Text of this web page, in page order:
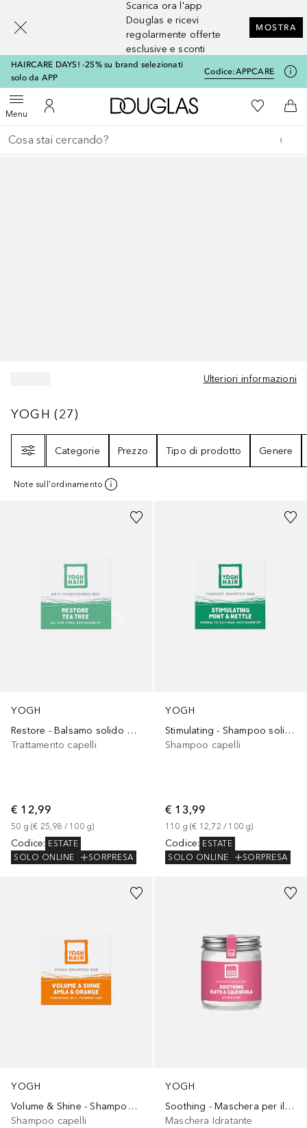
Scarica ora l'app
Douglas e ricevi
regolarmente offerte
esclusive e sconti
MOSTRA
HAIRCARE DAYS! -25% su brand selezionati
solo da APP
Codice:APPCARE
MenuApri menuAl Mio Account
A Douglas HomeAlla Mia
Al
Torna indietro
Esegui ricerca
Ulteriori informazioni
YOGH27
YOGH (27)
Categorie
Prezzo Tipo di prodotto Genere
Note sull'ordinamento
YOGH
Restore - Balsamo solido all'albero del Tè
Trattamento capelli
€ 12,99
50 g (€ 25,98 / 100 g)
Codice: ESTATE
SOLO ONLINE
SORPRESA
YOGH
Stimulating - Shampoo solido alla Menta e Ortica
Shampoo capelli
€ 13,99
110 g (€ 12,72 / 100 g)
Codice: ESTATE
SOLO ONLINE
SORPRESA
YOGH
Volume & Shine - Shampoo solido all'Amla e Arancio
Shampoo capelli
YOGH
Soothing - Maschera per il viso all'Avena e Calendula
Maschera Idratante
[navigation.slideout.screenreader]